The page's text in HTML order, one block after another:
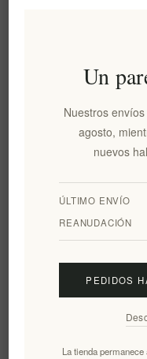
Precio más bajo en los
Enviar un
Un
Nuestros
agosto,
nuevos
ÚLTIMO ENVÍO
REANUDACIÓN
PEDIDOS
La tienda